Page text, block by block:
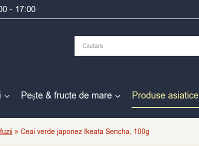
- 17:00
Pește & fructe de mare Produse asiatice
» Ceai verde japonez Ikeata Sencha, 100g